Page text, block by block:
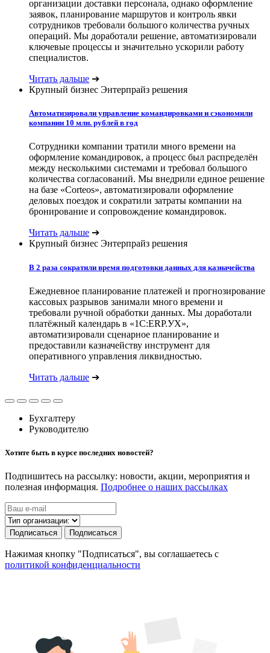
организации доставки персонала, однако оформление
заявок, планирование маршрутов и контроль явки
сотрудников требовали большого количества ручных
операций. Мы доработали решение, автоматизировали
ключевые процессы и значительно ускорили работу
специалистов.
Читать дальше ➔
Крупный бизнес Энтерпрайз решения
Автоматизировали управление командировками и сэкономили
компании 10 млн. рублей в год
Сотрудники компании тратили много времени на
оформление командировок, а процесс был распределён
между несколькими системами и требовал большого
количества согласований. Мы внедрили единое решение
на базе «Corteos», автоматизировали оформление
деловых поездок и сократили затраты компании на
бронирование и сопровождение командировок.
Читать дальше ➔
Крупный бизнес Энтерпрайз решения
В 2 раза сократили время подготовки данных для казначейства
Ежедневное планирование платежей и прогнозирование
кассовых разрывов занимали много времени и
требовали ручной обработки данных. Мы доработали
платёжный календарь в «1С:ERP.УХ»,
автоматизировали сценарное планирование и
предоставили казначейству инструмент для
оперативного управления ликвидностью.
Читать дальше ➔
Бухгалтеру
Руководителю
Хотите быть в курсе последних новостей?
Подпишитесь на рассылку: новости, акции, мероприятия и
полезная информация. Подробнее о наших рассылках
Подписаться Подписаться
Нажимая кнопку "Подписаться", вы соглашаетесь с
политикой конфиденциальности